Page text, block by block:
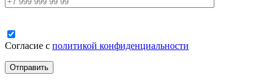
Согласие с политикой конфиденциальности